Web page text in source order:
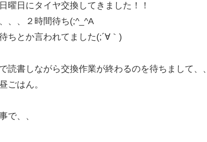
曜日にタイヤ交換してきました！！
、、２時間待ち(;^_^A
ちとか言われてました(;´∀｀)
書しながら交換作業が終わるのを待ちまして、、
ごはん。
で、、